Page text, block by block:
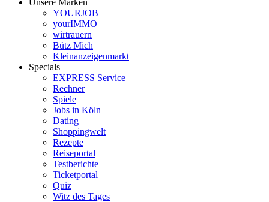
Unsere Marken
YOURJOB
yourIMMO
wirtrauern
Bütz Mich
Kleinanzeigenmarkt
Specials
EXPRESS Service
Rechner
Spiele
Jobs in Köln
Dating
Shoppingwelt
Rezepte
Reiseportal
Testberichte
Ticketportal
Quiz
Witz des Tages